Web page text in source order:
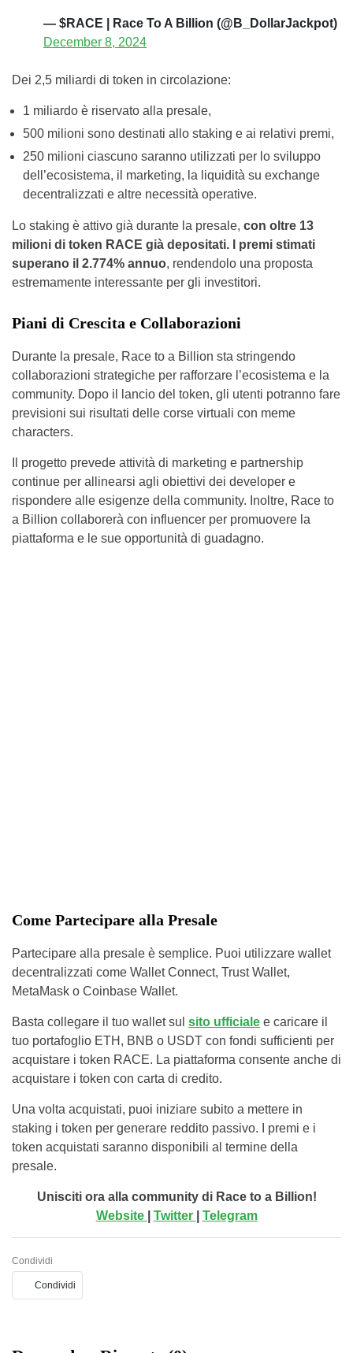
— $RACE | Race To A Billion (@B_DollarJackpot)
December 8, 2024
Dei 2,5 miliardi di token in circolazione:
1 miliardo è riservato alla presale,
500 milioni sono destinati allo staking e ai relativi premi,
250 milioni ciascuno saranno utilizzati per lo sviluppo
dell’ecosistema, il marketing, la liquidità su exchange
decentralizzati e altre necessità operative.
Lo staking è attivo già durante la presale, con oltre 13
milioni di token RACE già depositati. I premi stimati
superano il 2.774% annuo, rendendolo una proposta
estremamente interessante per gli investitori.
Piani di Crescita e Collaborazioni
Durante la presale, Race to a Billion sta stringendo
collaborazioni strategiche per rafforzare l’ecosistema e la
community. Dopo il lancio del token, gli utenti potranno fare
previsioni sui risultati delle corse virtuali con meme
characters.
Il progetto prevede attività di marketing e partnership
continue per allinearsi agli obiettivi dei developer e
rispondere alle esigenze della community. Inoltre, Race to
a Billion collaborerà con influencer per promuovere la
piattaforma e le sue opportunità di guadagno.
Come Partecipare alla Presale
Partecipare alla presale è semplice. Puoi utilizzare wallet
decentralizzati come Wallet Connect, Trust Wallet,
MetaMask o Coinbase Wallet.
Basta collegare il tuo wallet sul sito ufficiale e caricare il
tuo portafoglio ETH, BNB o USDT con fondi sufficienti per
acquistare i token RACE. La piattaforma consente anche di
acquistare i token con carta di credito.
Una volta acquistati, puoi iniziare subito a mettere in
staking i token per generare reddito passivo. I premi e i
token acquistati saranno disponibili al termine della
presale.
Unisciti ora alla community di Race to a Billion!
Website
Twitter Telegram
Condividi
Condividi